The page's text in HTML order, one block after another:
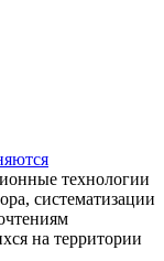
технологии
систематизации
на территории